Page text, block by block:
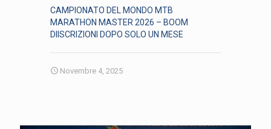
CAMPIONATO DEL MONDO MTB
MARATHON MASTER 2026 – BOOM
DIISCRIZIONI DOPO SOLO UN MESE
Novembre 4, 2025